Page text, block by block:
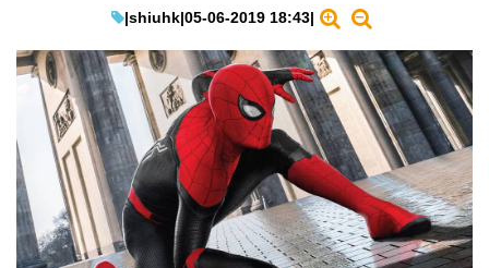
EduTech
IT Times
生成式AI與雲端應用
Enterprise Digital Transformation
特集
|shiuhk|05-06-2019 18:43|